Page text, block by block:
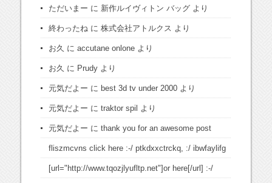
ただいまー に 新作ルイヴィトン バッグ より
終わったね に株式会社アトルクス より
お久 にaccutane onlone より
お久 に Prudy より
元気だよー に best 3d tv under 2000 より
元気だよー にtraktor spil より
元気だよー にthank you for an awesome post
fliszmcvns click here :-/ ptkdxxctrckq, :/ ibwfaylifg
[url="http://www.tqozjlyufltp.net"]or here[/url] :-/